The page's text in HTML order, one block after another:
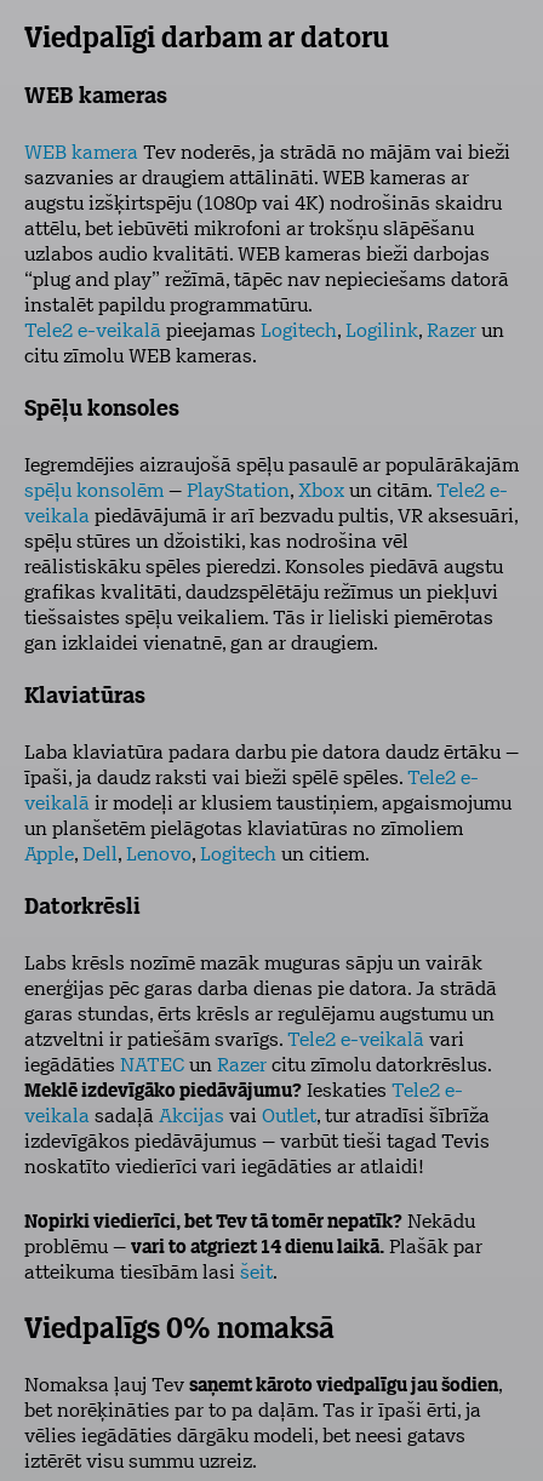
Viedpalīgi darbam ar datoru
WEB kameras
WEB kamera Tev noderēs, ja strādā no mājām vai bieži
sazvanies ar draugiem attālināti. WEB kameras ar
augstu izšķirtspēju (1080p vai 4K) nodrošinās skaidru
attēlu, bet iebūvēti mikrofoni ar trokšņu slāpēšanu
uzlabos audio kvalitāti. WEB kameras bieži darbojas
“plug and play” režīmā, tāpēc nav nepieciešams datorā
instalēt papildu programmatūru.
Tele2 e-veikalā pieejamas Logitech, Logilink, Razer un
citu zīmolu WEB kameras.
Spēļu konsoles
Iegremdējies aizraujošā spēļu pasaulē ar populārākajām
spēļu konsolēm – PlayStation, Xbox un citām. Tele2 e-
veikala piedāvājumā ir arī bezvadu pultis, VR aksesuāri,
spēļu stūres un džoistiki, kas nodrošina vēl
reālistiskāku spēles pieredzi. Konsoles piedāvā augstu
grafikas kvalitāti, daudzspēlētāju režīmus un piekļuvi
tiešsaistes spēļu veikaliem. Tās ir lieliski piemērotas
gan izklaidei vienatnē, gan ar draugiem.
Klaviatūras
Laba klaviatūra padara darbu pie datora daudz ērtāku –
īpaši, ja daudz raksti vai bieži spēlē spēles. Tele2 e-
veikalā ir modeļi ar klusiem taustiņiem, apgaismojumu
un planšetēm pielāgotas klaviatūras no zīmoliem
Apple, Dell, Lenovo, Logitech un citiem.
Datorkrēsli
Labs krēsls nozīmē mazāk muguras sāpju un vairāk
enerģijas pēc garas darba dienas pie datora. Ja strādā
garas stundas, ērts krēsls ar regulējamu augstumu un
atzveltni ir patiešām svarīgs. Tele2 e-veikalā vari
iegādāties NATEC un Razer citu zīmolu datorkrēslus.
Meklē izdevīgāko piedāvājumu? Ieskaties Tele2 e-
veikala sadaļā Akcijas vai Outlet, tur atradīsi šībrīža
izdevīgākos piedāvājumus – varbūt tieši tagad Tevis
noskatīto viedierīci vari iegādāties ar atlaidi!
Nopirki viedierīci, bet Tev tā tomēr nepatīk? Nekādu
problēmu – vari to atgriezt 14 dienu laikā. Plašāk par
atteikuma tiesībām lasi šeit.
Viedpalīgs 0% nomaksā
Nomaksa ļauj Tev saņemt kāroto viedpalīgu jau šodien,
bet norēķināties par to pa daļām. Tas ir īpaši ērti, ja
vēlies iegādāties dārgāku modeli, bet neesi gatavs
iztērēt visu summu uzreiz.